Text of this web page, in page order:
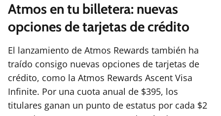
Atmos en tu billetera: nuevas
opciones de tarjetas de crédito
El lanzamiento de Atmos Rewards también ha
traído consigo nuevas opciones de tarjetas de
crédito, como la Atmos Rewards Ascent Visa
Infinite. Por una cuota anual de $395, los
titulares ganan un punto de estatus por cada $2